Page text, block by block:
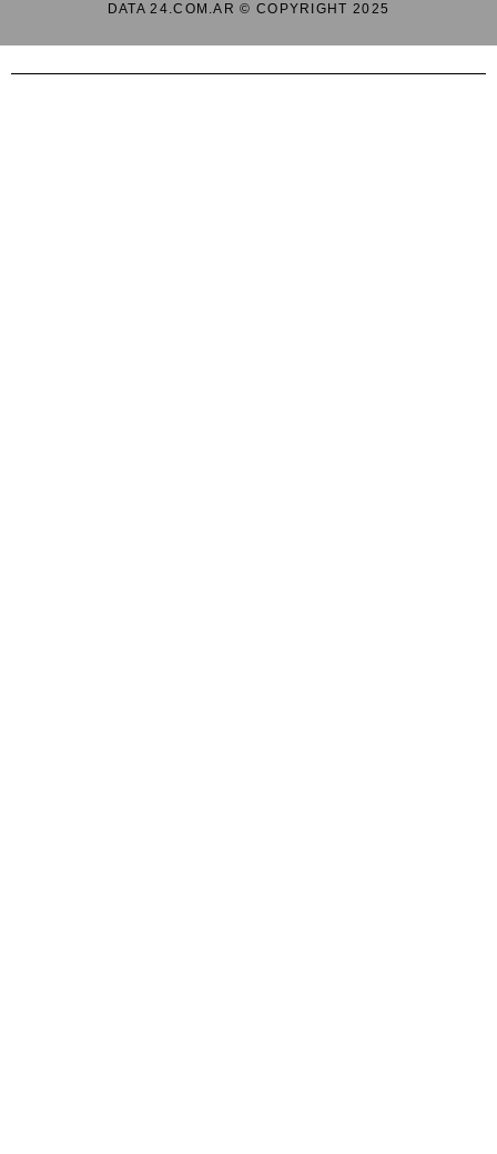
DATA 24.COM.AR © COPYRIGHT 2025